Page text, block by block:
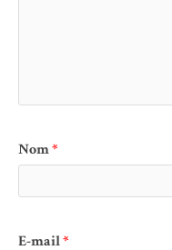
Nom*
E-mail*